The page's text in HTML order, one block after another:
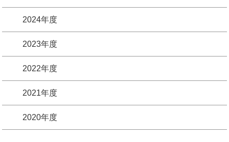
2024年度
2023年度
2022年度
2021年度
2020年度